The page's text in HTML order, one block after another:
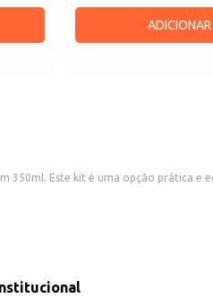
ADICIONAR
farmácias e lojas de